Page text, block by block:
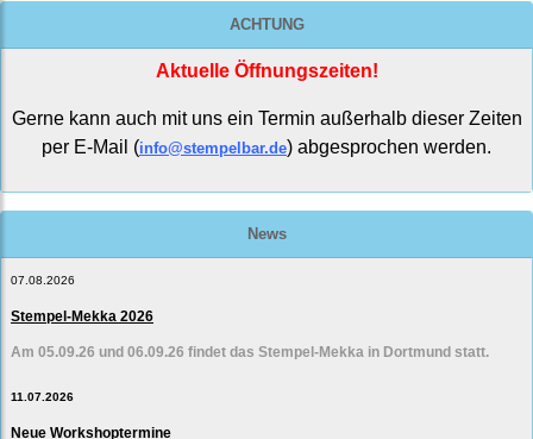
ACHTUNG
Aktuelle Öffnungszeiten!
Gerne kann auch mit uns ein Termin außerhalb dieser Zeiten
per E-Mail (info@stempelbar.de) abgesprochen werden.
News
07.08.2026
Stempel-Mekka 2026
Am 05.09.26 und 06.09.26 findet das Stempel-Mekka in Dortmund statt.
11.07.2026
Neue Workshoptermine